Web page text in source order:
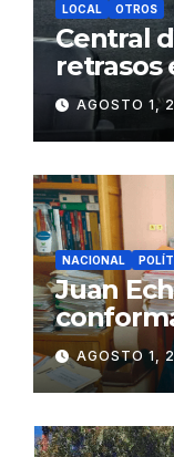
LOCAL OTROS
Central
retrasos
de Agua
Juliaca
AGOSTO 1,
NACIONAL
Juan
Fujimori
AGOSTO 1,